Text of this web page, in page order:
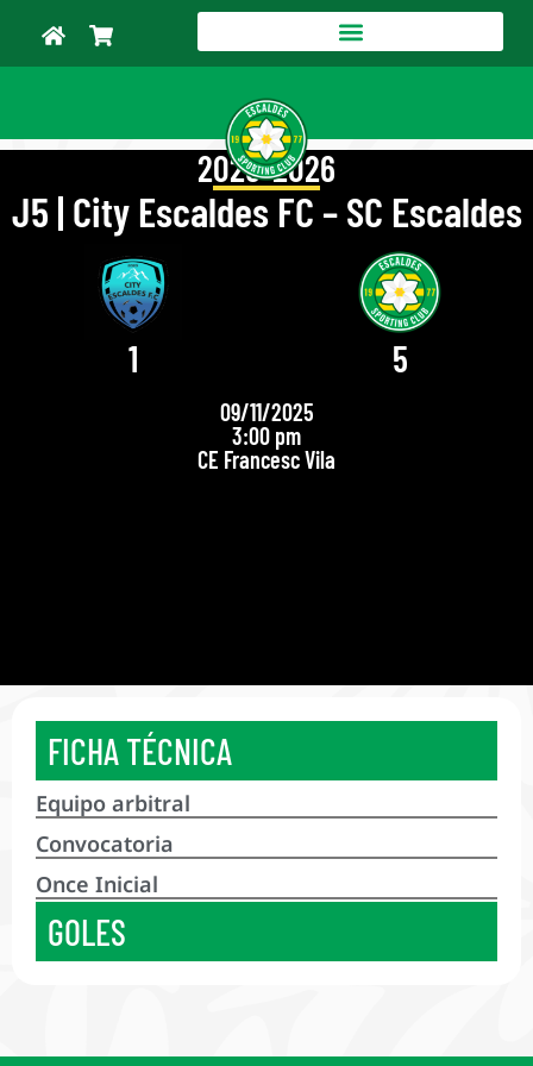
2025-2026
J5 | City Escaldes FC – SC Escaldes
1 5
09/11/2025
3:00 pm
CE Francesc Vila
FICHA TÉCNICA
Equipo arbitral
Convocatoria
Once Inicial
GOLES